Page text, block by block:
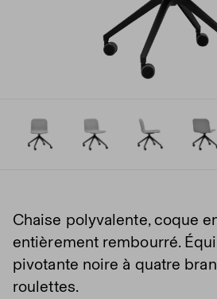
Chaise polyvalente, coque
entièrement rembourré.
pivotante noire à quatre
roulettes.